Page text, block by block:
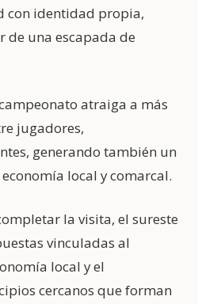
con identidad propia,
una escapada de
atraiga a más
jugadores,
generando también un
local y comarcal.
la visita, el sureste
vinculadas al
local y el
cercanos que forman